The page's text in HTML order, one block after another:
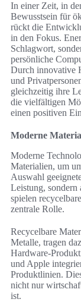
In einer Zeit, in
Bewusstsein für
rückt die
in den Fokus.
Schlagwort,
persönliche
Durch innovative
und
gleichzeitig ihre
die vielfältigen
einen positiven
Moderne
Moderne
Materialien, um
Auswahl
Leistung,
spielen
zentrale Rolle.
Recycelbare
Metalle, tragen
Hardware-
und Apple
Produktlinien.
nicht nur
ist.